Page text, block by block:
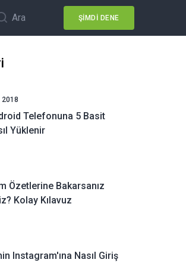
Ara ŞIMDI DENE
2018
Telefonuna 5 Basit
Yüklenir
Özetlerine Bakarsanız
Kolay Kılavuz
Instagram'ına Nasıl Giriş